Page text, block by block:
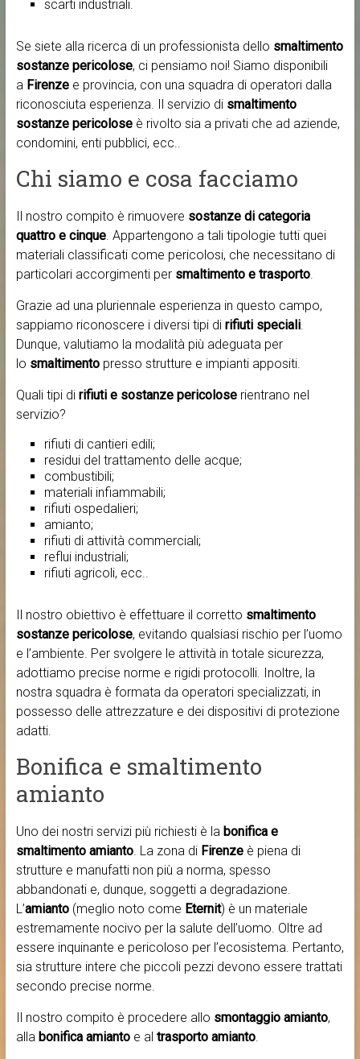
scarti industriali.
Se siete alla ricerca di un professionista dello smaltimento
sostanze pericolose, ci pensiamo noi! Siamo disponibili
a Firenzee provincia, con una squadra di operatori dalla
riconosciuta esperienza. Il servizio di smaltimento
sostanze pericoloseè rivolto sia a privati che ad aziende,
condomini, enti pubblici, ecc..
Chi siamo e cosa facciamo
Il nostro compito è rimuovere sostanze di categoria
quattro e cinque. Appartengono a tali tipologie tutti quei
materiali classificati come pericolosi, che necessitano di
particolari accorgimenti per smaltimento e trasporto.
Grazie ad una pluriennale esperienza in questo campo,
sappiamo riconoscere i diversi tipi di rifiuti speciali.
Dunque, valutiamo la modalità più adeguata per
lo smaltimentopresso strutture e impianti appositi.
Quali tipi di rifiuti e sostanze pericoloserientrano nel
servizio?
rifiuti di cantieri edili;
residui del trattamento delle acque;
combustibili;
materiali infiammabili;
rifiuti ospedalieri;
amianto;
rifiuti di attività commerciali;
reflui industriali;
rifiuti agricoli, ecc..
Il nostro obiettivo è effettuare il corretto smaltimento
sostanze pericolose, evitando qualsiasi rischio per l’uomo
e l’ambiente. Per svolgere le attività in totale sicurezza,
adottiamo precise norme e rigidi protocolli. Inoltre, la
nostra squadra è formata da operatori specializzati, in
possesso delle attrezzature e dei dispositivi di protezione
adatti.
Bonifica e smaltimento
amianto
Uno dei nostri servizi più richiesti è la bonifica e
smaltimento amianto. La zona di Firenzeè piena di
strutture e manufatti non più a norma, spesso
abbandonati e, dunque, soggetti a degradazione.
L’amianto(meglio noto come Eternit) è un materiale
estremamente nocivo per la salute dell’uomo. Oltre ad
essere inquinante e pericoloso per l’ecosistema. Pertanto,
sia strutture intere che piccoli pezzi devono essere trattati
secondo precise norme.
Il nostro compito è procedere allo smontaggio amianto,
alla bonifica amiantoe al trasporto amianto.